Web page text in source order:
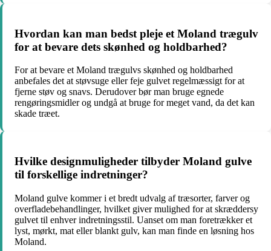
Hvordan kan man bedst pleje et Moland trægulv
for at bevare dets skønhed og holdbarhed?
For at bevare et Moland trægulvs skønhed og holdbarhed
anbefales det at støvsuge eller feje gulvet regelmæssigt for at
fjerne støv og snavs. Derudover bør man bruge egnede
rengøringsmidler og undgå at bruge for meget vand, da det kan
skade træet.
Hvilke designmuligheder tilbyder Moland gulve
til forskellige indretninger?
Moland gulve kommer i et bredt udvalg af træsorter, farver og
overfladebehandlinger, hvilket giver mulighed for at skræddersy
gulvet til enhver indretningsstil. Uanset om man foretrækker et
lyst, mørkt, mat eller blankt gulv, kan man finde en løsning hos
Moland.